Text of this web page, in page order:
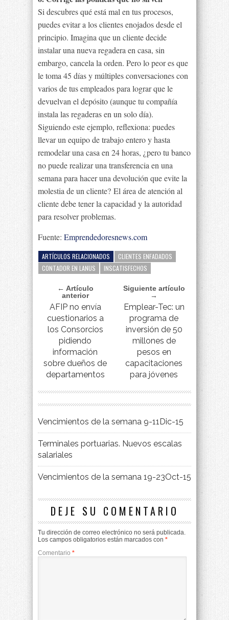
Si descubres qué está mal en tus procesos,
puedes evitar a los clientes enojados desde el
principio. Imagina que un cliente decide
instalar una nueva regadera en casa, sin
embargo, cancela la orden. Pero lo peor es que
le toma 45 días y múltiples conversaciones con
varios de tus empleados para lograr que le
devuelvan el depósito (aunque tu compañía
instala las regaderas en un solo día).
Siguiendo este ejemplo, reflexiona: puedes
llevar un equipo de trabajo entero y hasta
remodelar una casa en 24 horas, ¿pero tu banco
no puede realizar una transferencia en una
semana para hacer una devolución que evite la
molestia de un cliente? El área de atención al
cliente debe tener la capacidad y la autoridad
para resolver problemas.
Fuente: Emprendedoresnews.com
ARTÍCULOS RELACIONADOS
CLIENTES ENFADADOS
CONTADOR EN LANUS
INSCATISFECHOS
← Artículo
anterior
AFIP no envía
cuestionarios a
los Consorcios
pidiendo
información
sobre dueños de
departamentos
Siguiente artículo
→
Emplear-Tec: un
programa de
inversión de 50
millones de
pesos en
capacitaciones
para jóvenes
Vencimientos de la semana 9-11Dic-15
Terminales portuarias. Nuevos escalas
salariales
Vencimientos de la semana 19-23Oct-15
DEJE SU COMENTARIO
Tu dirección de correo electrónico no será publicada.
Los campos obligatorios están marcados con *
Comentario *